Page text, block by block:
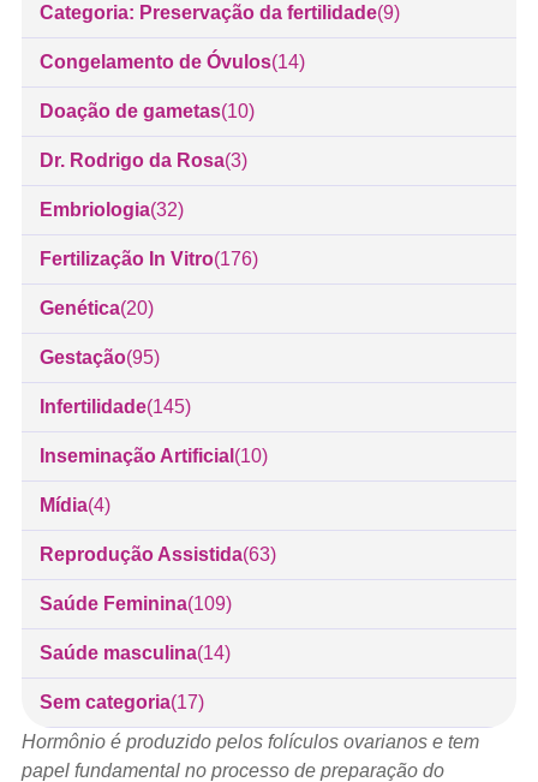
Categoria: Preservação da fertilidade(9)
Congelamento de Óvulos(14)
Doação de gametas(10)
Dr. Rodrigo da Rosa(3)
Embriologia(32)
Fertilização In Vitro(176)
Genética(20)
Gestação(95)
Infertilidade(145)
Inseminação Artificial (10)
Mídia(4)
Reprodução Assistida(63)
Saúde Feminina(109)
Saúde masculina(14)
Sem categoria(17)
Hormônio é produzido pelos folículos ovarianos e tem
papel fundamental no processo de preparação do